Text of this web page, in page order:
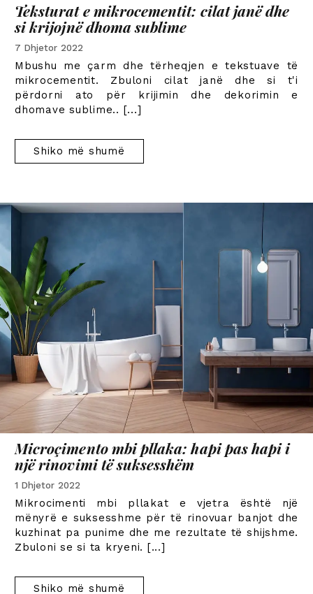
Teksturat e mikrocementit: cilat janë dhe
si krijojnë dhoma sublime
7 Dhjetor 2022
Mbushu me çarm dhe tërheqjen e tekstuave të
mikrocementit. Zbuloni cilat janë dhe si t'i
përdorni ato për krijimin dhe dekorimin e
dhomave sublime.. [...]
Shiko më shumë
Microçimento mbi pllaka: hapi pas hapi i
një rinovimi të suksesshëm
1 Dhjetor 2022
Mikrocimenti mbi pllakat e vjetra është një
mënyrë e suksesshme për të rinovuar banjot dhe
kuzhinat pa punime dhe me rezultate të shijshme.
Zbuloni se si ta kryeni. [...]
Shiko më shumë